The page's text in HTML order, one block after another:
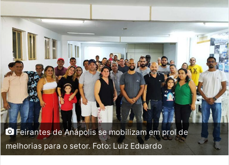
Feirantes de Anápolis se mobilizam em prol de
melhorias para o setor. Foto: Luiz Eduardo